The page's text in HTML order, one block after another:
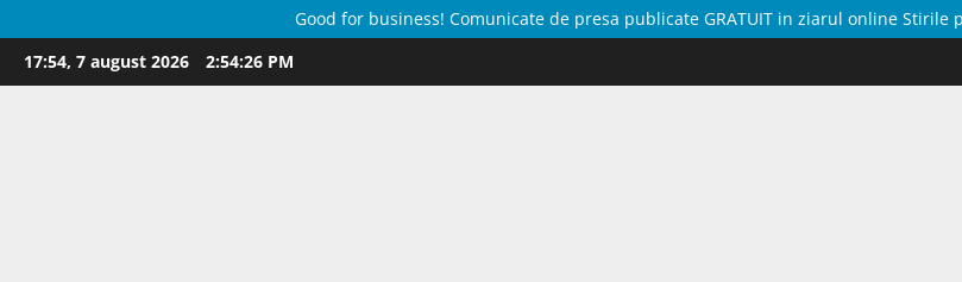
Good for business! Comunicate de presa publicate GRATUIT in ziarul online Stirile
Skip
to
17:54, 7 august 2026 2:54:28 PM